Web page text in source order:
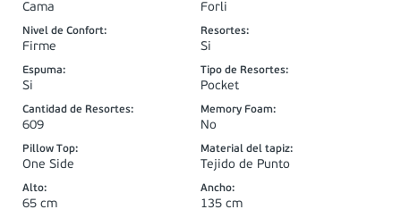
Cama Forli
Nivel de Confort:
Firme
Resortes:
Si
Espuma:
Si
Tipo de Resortes:
Pocket
Cantidad de Resortes:
609
Memory Foam:
No
Pillow Top:
One Side
Material del tapiz:
Tejido de Punto
Alto:
65 cm
Ancho:
135 cm